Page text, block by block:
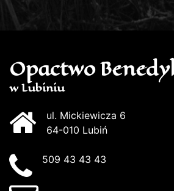
Opactwo
w Lubiniu
ul. Mickiewicza 6
64-010 Lubiń
509 43 43 43